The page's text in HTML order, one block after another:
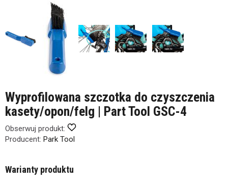
Wyprofilowana szczotka do czyszczenia
kasety/opon/felg | Part Tool GSC-4
Obserwuj produkt:
Producent: Park Tool
Warianty produktu